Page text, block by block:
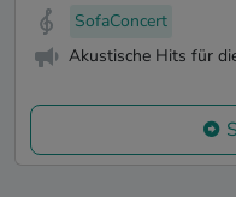
SofaConcert
Akustische Hits für